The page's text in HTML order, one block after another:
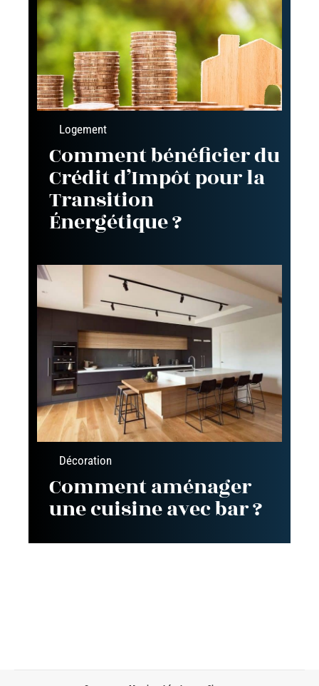
Logement
Comment bénéficier du
Crédit d’Impôt pour la
Transition
Énergétique ?
Décoration
Comment aménager
une cuisine avec bar ?